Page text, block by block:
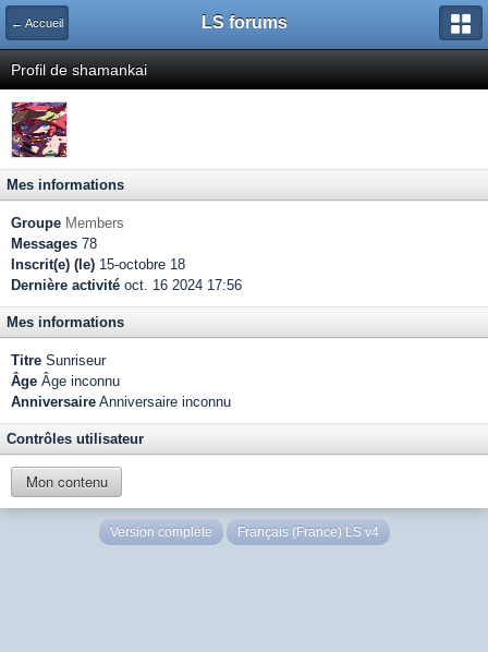
← Accueil LS forums
Profil de shamankai
Mes informations
Groupe Members
Messages 78
Inscrit(e) (le) 15-octobre 18
Dernière activité oct. 16 2024 17:56
Mes informations
Titre Sunriseur
Âge Âge inconnu
Anniversaire Anniversaire inconnu
Contrôles utilisateur
Mon contenu
Version complète Français (France) LS v4